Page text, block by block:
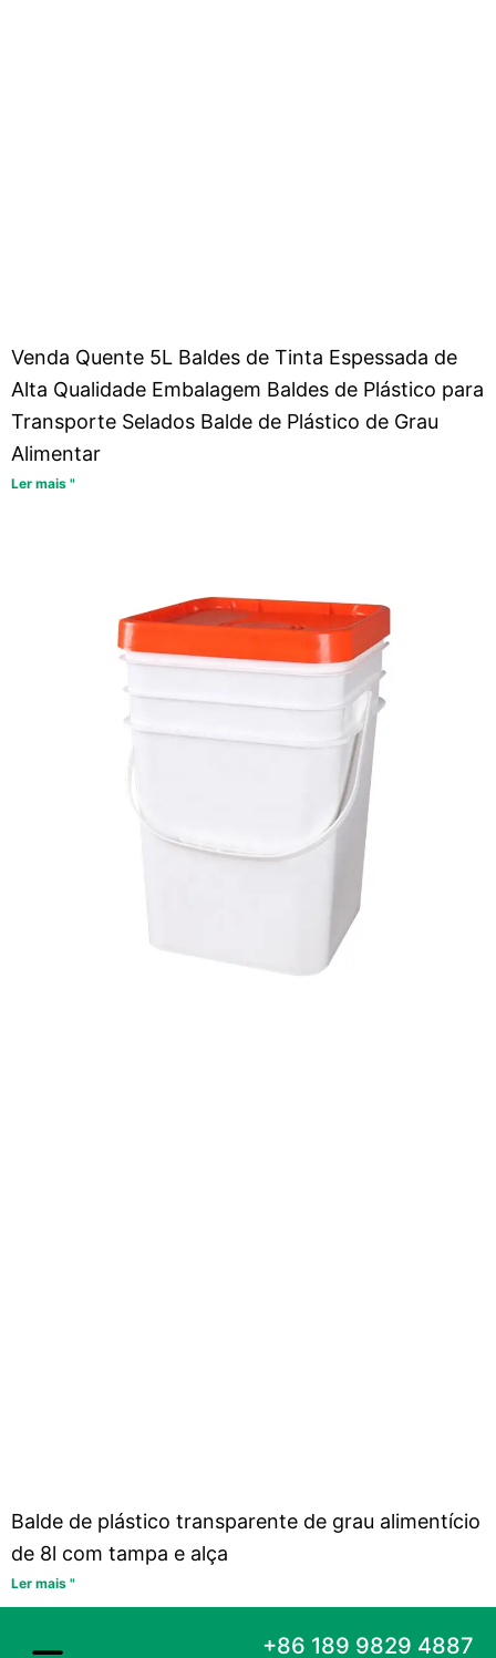
Venda Quente 5L Baldes de Tinta Espessada de
Alta Qualidade Embalagem Baldes de Plástico para
Transporte Selados Balde de Plástico de Grau
Alimentar
Ler mais "
Balde de plástico transparente de grau alimentício
de 8l com tampa e alça
Ler mais "
+86 189 9829 4887